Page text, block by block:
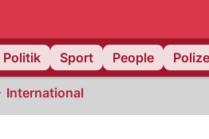
Politik Sport People
International